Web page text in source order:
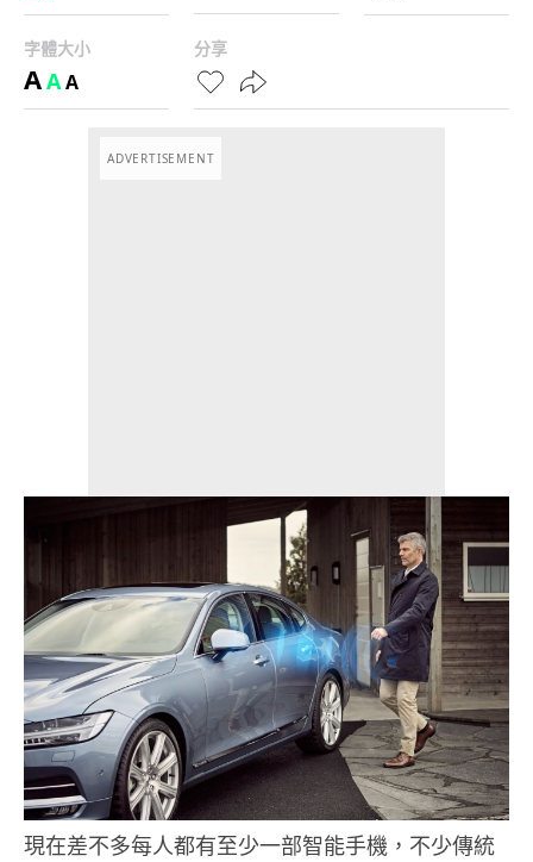
字體大小
AAA
分享
ADVERTISEMENT
現在差不多每人都有至少一部智能手機，不少傳統